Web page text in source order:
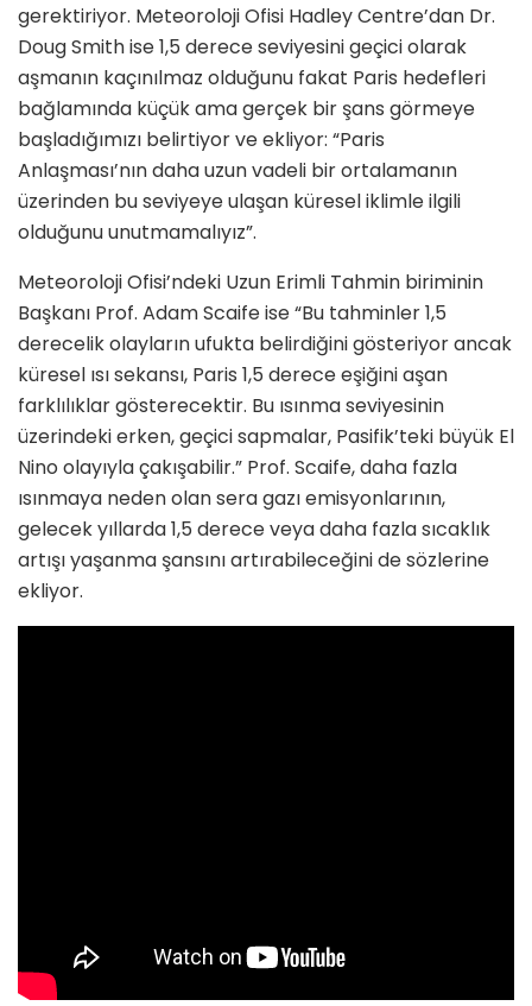
gerektiriyor. Meteoroloji Ofisi Hadley Centre’dan Dr.
Doug Smith ise 1,5 derece seviyesini geçici olarak
aşmanın kaçınılmaz olduğunu fakat Paris hedefleri
bağlamında küçük ama gerçek bir şans görmeye
başladığımızı belirtiyor ve ekliyor: “Paris
Anlaşması’nın daha uzun vadeli bir ortalamanın
üzerinden bu seviyeye ulaşan küresel iklimle ilgili
olduğunu unutmamalıyız”.
Meteoroloji Ofisi’ndeki Uzun Erimli Tahmin biriminin
Başkanı Prof. Adam Scaife ise “Bu tahminler 1,5
derecelik olayların ufukta belirdiğini gösteriyor ancak
küresel ısı sekansı, Paris 1,5 derece eşiğini aşan
farklılıklar gösterecektir. Bu ısınma seviyesinin
üzerindeki erken, geçici sapmalar, Pasifik’teki büyük El
Nino olayıyla çakışabilir.” Prof. Scaife, daha fazla
ısınmaya neden olan sera gazı emisyonlarının,
gelecek yıllarda 1,5 derece veya daha fazla sıcaklık
artışı yaşanma şansını artırabileceğini de sözlerine
ekliyor.